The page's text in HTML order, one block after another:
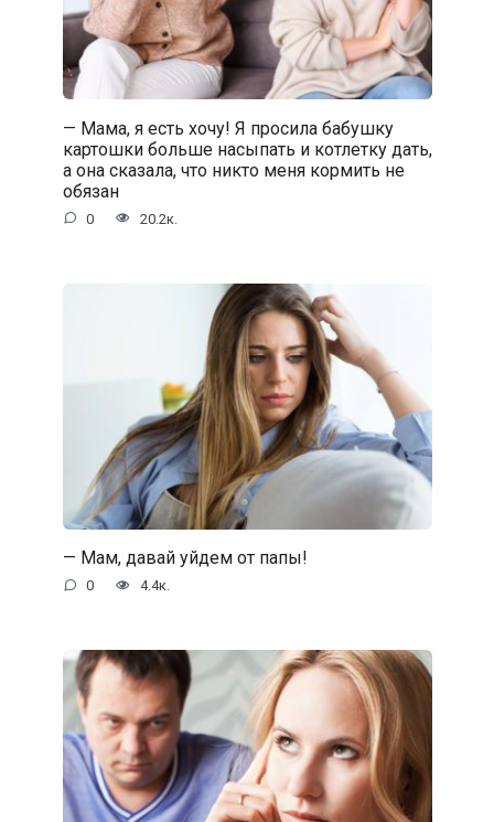
— Мама, я есть хочу! Я просила бабушку
картошки больше насыпать и котлетку дать,
а она сказала, что никто меня кормить не
обязан
0 20.2к.
— Мам, давай уйдем от папы!
0 4.4к.